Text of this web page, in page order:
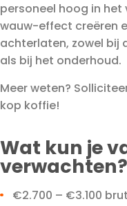
personeel hoog in
wauw-effect creëren
achterlaten, zowel bij
als bij het onderhoud.
Meer weten?
kop koffie!
Wat kun je
verwachten?
€2.700 – €3.100